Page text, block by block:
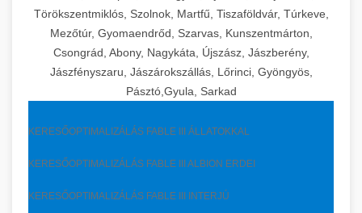
Törökszentmiklós, Szolnok, Martfű, Tiszaföldvár, Túrkeve,
Mezőtúr, Gyomaendrőd, Szarvas, Kunszentmárton,
Csongrád, Abony, Nagykáta, Újszász, Jászberény,
Jászfényszaru, Jászárokszállás, Lőrinci, Gyöngyös,
Pásztó,Gyula, Sarkad
KERESŐOPTIMALIZÁLÁS FABLE III ÁLLATOKKAL
KERESŐOPTIMALIZÁLÁS FABLE III ALBION ERDEI
KERESŐOPTIMALIZÁLÁS FABLE III INTERJÚ